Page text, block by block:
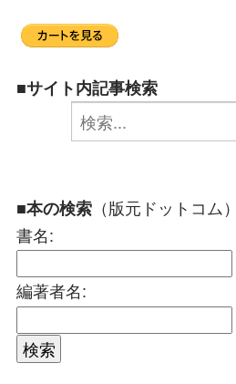
■サイト内記事検索
■本の検索 （版元ドットコム）
書名:
編著者名: